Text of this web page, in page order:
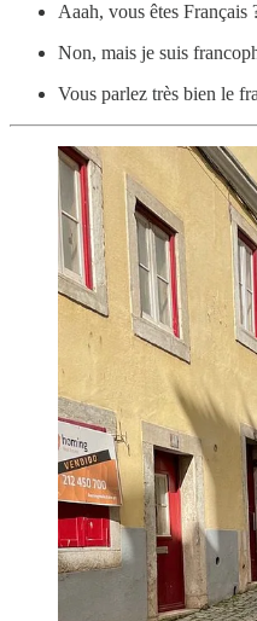
Aaah, vous êtes Français
Non, mais je suis
Vous parlez très bien le